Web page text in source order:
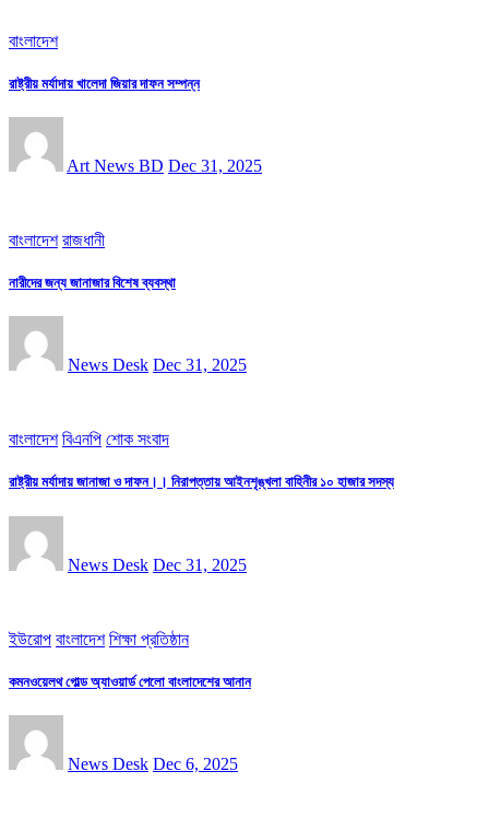
বাংলাদেশ
রাষ্ট্রীয় মর্যাদায় খালেদা জিয়ার দাফন সম্পন্ন
Art News BD Dec 31, 2025
বাংলাদেশ রাজধানী
নারীদের জন্য জানাজার বিশেষ ব্যবস্থা
News Desk Dec 31, 2025
বাংলাদেশ বিএনপি শোক সংবাদ
রাষ্ট্রীয় মর্যাদায় জানাজা ও দাফন।। নিরাপত্তায় আইনশৃঙ্খলা বাহিনীর ১০ হাজার সদস্য
News Desk Dec 31, 2025
ইউরোপ বাংলাদেশ শিক্ষা প্রতিষ্ঠান
কমনওয়েলথ গোল্ড অ্যাওয়ার্ড পেলো বাংলাদেশের আনান
News Desk Dec 6, 2025